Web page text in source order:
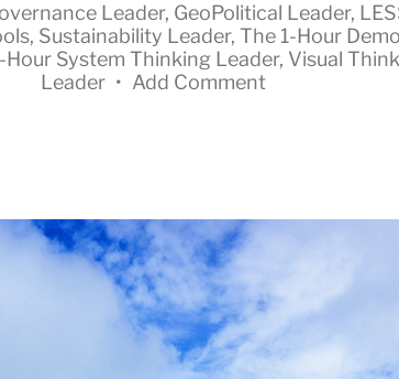
Leader, GeoPolitical Leader,
, Sustainability Leader, The 1-Hour
Hour System Thinking Leader, Visual
Leader • Add Comment